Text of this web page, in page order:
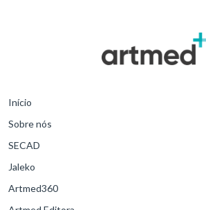
Início
Sobre nós
SECAD
Jaleko
Artmed360